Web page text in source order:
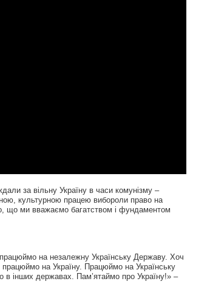
за вільну Україну в часи комунізму –
культурною працею вибороли право на
що ми вважаємо багатством і фундаментом
на незалежну Українську Державу. Хоч
на Україну. Працюймо на Українську
в інших державах. Пам’ятаймо про Україну!» –